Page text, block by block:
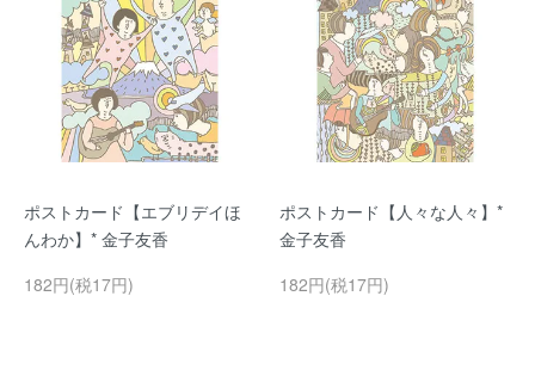
ポストカード【エブリデイほ
んわか】* 金子友香
182円(税17円)
ポストカード【人々な人々】*
金子友香
182円(税17円)